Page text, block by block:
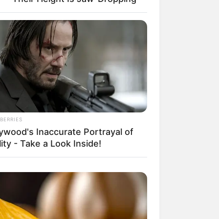
passar
elas
infantilem
motor e
com a idade
Inaccurate Portrayal of
- Take a Look Inside!